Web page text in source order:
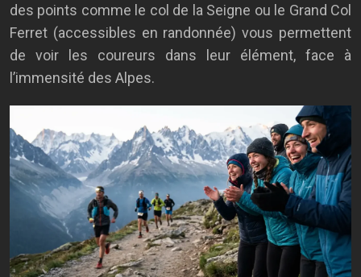
des points comme le col de la Seigne ou le Grand Col
Ferret (accessibles en randonnée) vous permettent
de voir les coureurs dans leur élément, face à
l’immensité des Alpes.